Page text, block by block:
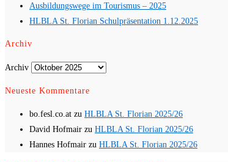
Ausbildungswege im Tourismus – 2025
HLBLA St. Florian Schulpräsentation 1.12.2025
Archiv
Archiv
Neueste Kommentare
bo.fesl.co.at zu HLBLA St. Florian 2025/26
David Hofmair zu HLBLA St. Florian 2025/26
Hannes Hofmair zu HLBLA St. Florian 2025/26